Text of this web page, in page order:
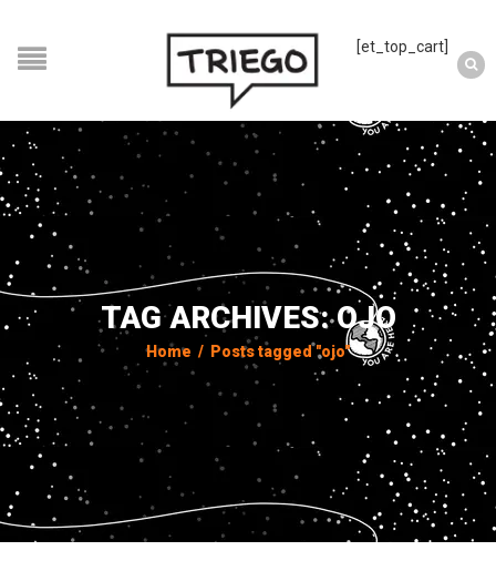
[et_top_cart]
TAG ARCHIVES: OJO
Home / Posts tagged "ojo"